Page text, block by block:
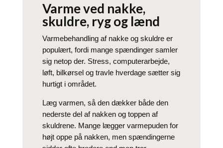
Varme ved nakke,
skuldre, ryg og lænd
Varmebehandling af nakke og skuldre er
populært, fordi mange spændinger samler
sig netop der. Stress, computerarbejde,
løft, bilkørsel og travle hverdage sætter sig
hurtigt i området.
Læg varmen, så den dækker både den
nederste del af nakken og toppen af
skuldrene. Mange lægger varmepuden for
højt oppe på nakken, men spændingerne